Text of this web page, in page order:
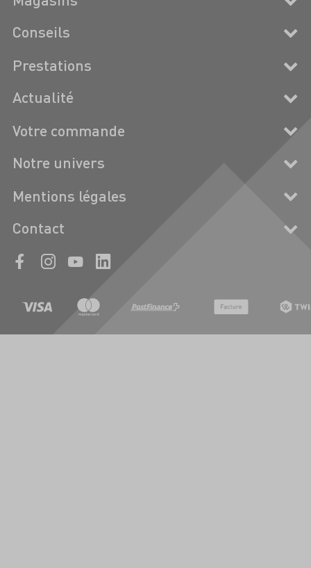
Conseils
Prestations
Actualité
Votre commande
Notre univers
Mentions légales
Contact